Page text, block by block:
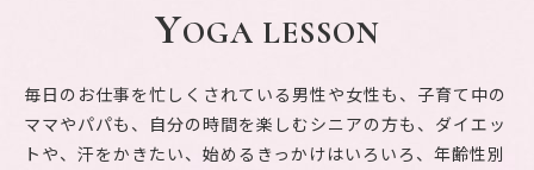
YOGA LESSON
毎日のお仕事を忙しくされている男性や女性も、子育て中の
ママやパパも、自分の時間を楽しむシニアの方も、ダイエッ
トや、汗をかきたい、始めるきっかけはいろいろ、年齢性別